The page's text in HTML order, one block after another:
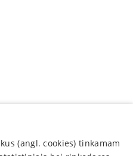
(angl. cookies) tinkamam